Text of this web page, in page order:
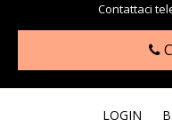
Contattaci
LOGIN